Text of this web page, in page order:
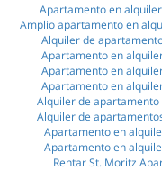
Apartamento en
Amplio apartamento en
Alquiler de
Apartamento en
Apartamento en
Apartamento en
Alquiler de apartamento
Alquiler de
Apartamento en
Apartamento en
Rentar St. Moritz